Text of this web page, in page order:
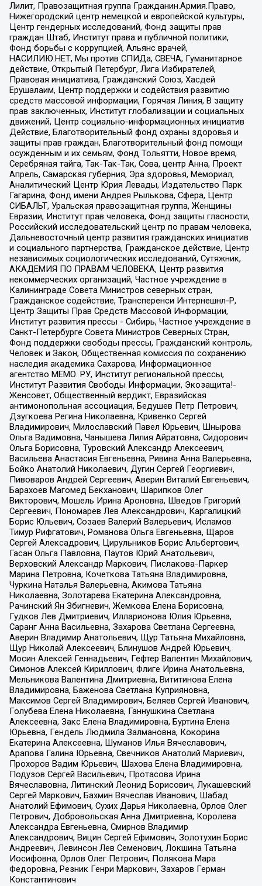
Лилит, Правозащитная группа Гражданин.Армия.Право,
Нижегородский центр немецкой и европейской культуры,
Центр гендерных исследований, Фонд защиты прав
граждан Штаб, Институт права и публичной политики,
Фонд борьбы с коррупцией, Альянс врачей,
НАСИЛИЮ.НЕТ, Мы против СПИДа, СВЕЧА, Гуманитарное
действие, Открытый Петербург, Лига Избирателей,
Правовая инициатива, Гражданский Союз, Хасдей
Ерушалаим, Центр поддержки и содействия развитию
средств массовой информации, Горячая Линия, В защиту
прав заключенных, Институт глобализации и социальных
движений, Центр социально-информационных инициатив
Действие, Благотворительный фонд охраны здоровья и
защиты прав граждан, Благотворительный фонд помощи
осужденным и их семьям, Фонд Тольятти, Новое время,
Серебряная тайга, Так-Так-Так, Сова, центр Анна, Проект
Апрель, Самарская губерния, Эра здоровья, Мемориал,
Аналитический Центр Юрия Левады, Издательство Парк
Гагарина, Фонд имени Андрея Рылькова, Сфера, Центр
СИБАЛЬТ, Уральская правозащитная группа, Женщины
Евразии, Институт прав человека, Фонд защиты гласности,
Российский исследовательский центр по правам человека,
Дальневосточный центр развития гражданских инициатив
и социального партнерства, Гражданское действие, Центр
независимых социологических исследований, Сутяжник,
АКАДЕМИЯ ПО ПРАВАМ ЧЕЛОВЕКА, Центр развития
некоммерческих организаций, Частное учреждение в
Калининграде Совета Министров северных стран,
Гражданское содействие, Трансперенси Интернешнл-Р,
Центр Защиты Прав Средств Массовой Информации,
Институт развития прессы - Сибирь, Частное учреждение в
Санкт-Петербурге Совета Министров Северных Стран,
Фонд поддержки свободы прессы, Гражданский контроль,
Человек и Закон, Общественная комиссия по сохранению
наследия академика Сахарова, Информационное
агентство МЕМО. РУ, Институт региональной прессы,
Институт Развития Свободы Информации, Экозащита!-
Женсовет, Общественный вердикт, Евразийская
антимонопольная ассоциация, Бедушев Петр Петрович,
Дзугкоева Регина Николаевна, Кривенко Сергей
Владимирович, Милославский Павел Юрьевич, Шнырова
Ольга Вадимовна, Чанышева Лилия Айратовна, Сидорович
Ольга Борисовна, Туровский Александр Алексеевич,
Васильева Анастасия Евгеньевна, Ривина Анна Валерьевна,
Бойко Анатолий Николаевич, Дугин Сергей Георгиевич,
Пивоваров Андрей Сергеевич, Аверин Виталий Евгеньевич,
Барахоев Магомед Бекханович, Шарипков Олег
Викторович, Мошель Ирина Ароновна, Шведов Григорий
Сергеевич, Пономарев Лев Александрович, Каргалицкий
Борис Юльевич, Созаев Валерий Валерьевич, Исламов
Тимур Рифгатович, Романова Ольга Евгеньевна, Щаров
Сергей Алексадрович, Цирульников Борис Альбертович,
Гасан Ольга Павловна, Паутов Юрий Анатольевич,
Верховский Александр Маркович, Пислакова-Паркер
Марина Петровна, Кочеткова Татьяна Владимировна,
Чуркина Наталья Валерьевна, Акимова Татьяна
Николаевна, Золотарева Екатерина Александровна,
Рачинский Ян Збигневич, Жемкова Елена Борисовна,
Гудков Лев Дмитриевич, Илларионова Юлия Юрьевна,
Саранг Анна Васильевна, Захарова Светлана Сергеевна,
Аверин Владимир Анатольевич, Щур Татьяна Михайловна,
Щур Николай Алексеевич, Блинушов Андрей Юрьевич,
Мосин Алексей Геннадьевич, Гефтер Валентин Михайлович,
Симонов Алексей Кириллович, Флиге Ирина Анатольевна,
Мельникова Валентина Дмитриевна, Вититинова Елена
Владимировна, Баженова Светлана Куприяновна,
Максимов Сергей Владимирович, Беляев Сергей Иванович,
Голубева Елена Николаевна, Ганнушкина Светлана
Алексеевна, Закс Елена Владимировна, Буртина Елена
Юрьевна, Гендель Людмила Залмановна, Кокорина
Екатерина Алексеевна, Шуманов Илья Вячеславович,
Арапова Галина Юрьевна, Свечников Анатолий Мариевич,
Прохоров Вадим Юрьевич, Шахова Елена Владимировна,
Подузов Сергей Васильевич, Протасова Ирина
Вячеславовна, Литинский Леонид Борисович, Лукашевский
Сергей Маркович, Бахмин Вячеслав Иванович, Шабад
Анатолий Ефимович, Сухих Дарья Николаевна, Орлов Олег
Петрович, Добровольская Анна Дмитриевна, Королева
Александра Евгеньевна, Смирнов Владимир
Александрович, Вицин Сергей Ефимович, Золотухин Борис
Андреевич, Левинсон Лев Семенович, Локшина Татьяна
Иосифовна, Орлов Олег Петрович, Полякова Мара
Федоровна, Резник Генри Маркович, Захаров Герман
Константинович